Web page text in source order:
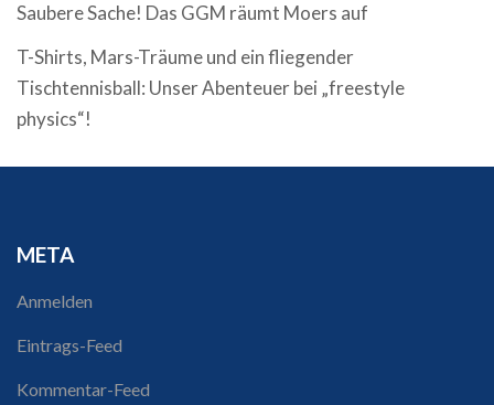
Saubere Sache! Das GGM räumt Moers auf
T-Shirts, Mars-Träume und ein fliegender
Tischtennisball: Unser Abenteuer bei „freestyle
physics“!
META
Anmelden
Eintrags-Feed
Kommentar-Feed